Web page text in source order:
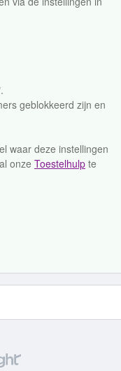
geblokkeerd zijn en
waar deze instellingen
onze Toestelhulp te